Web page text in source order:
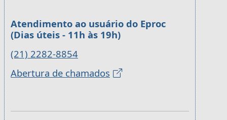
Atendimento ao usuário do Eproc
(Dias úteis - 11h às 19h)
(21) 2282-8854
Abertura de chamados